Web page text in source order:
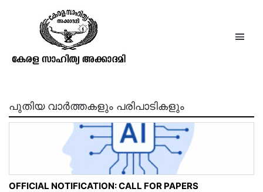
കഥാസരില്‍സാഗരം
ഭാഗം2(കുറ്റിപ്പുറത്തുകിട്ടുണ്ണിനായർ)
പുതിയ വാർത്തകളും പരിപാടികളും
OFFICIAL NOTIFICATION: CALL FOR PAPERS